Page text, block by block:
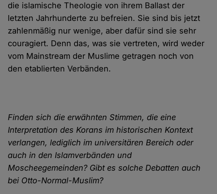
die islamische Theologie von ihrem Ballast der
letzten Jahrhunderte zu befreien. Sie sind bis jetzt
zahlenmäßig nur wenige, aber dafür sind sie sehr
couragiert. Denn das, was sie vertreten, wird weder
vom Mainstream der Muslime getragen noch von
den etablierten Verbänden.
Finden sich die erwähnten Stimmen, die eine
Interpretation des Korans im historischen Kontext
verlangen, lediglich im universitären Bereich oder
auch in den Islamverbänden und
Moscheegemeinden? Gibt es solche Debatten auch
bei Otto-Normal-Muslim?